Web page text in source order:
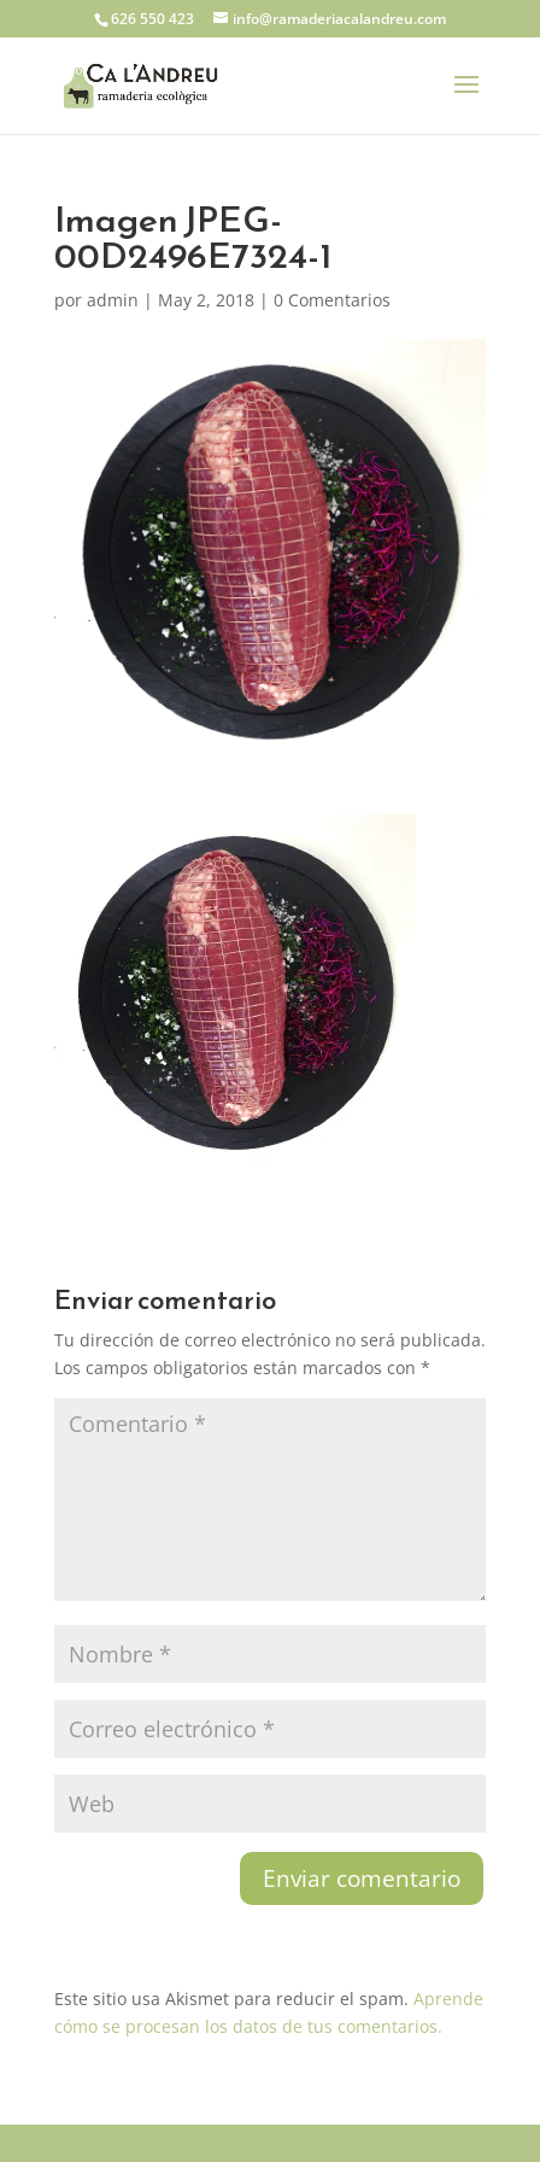
626 550 423 info@ramaderiacalandreu.com
Imagen JPEG-
00D2496E7324-1
por admin | May 2, 2018| 0 Comentarios
Enviar comentario
Tu dirección de correo electrónico no será publicada.
Los campos obligatorios están marcados con *
Este sitio usa Akismet para reducir el spam. Aprende
cómo se procesan los datos de tus comentarios.